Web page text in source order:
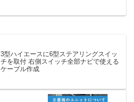
3型ハイエースに6型ステアリングスイッ
チを取付 右側スイッチ全部ナビで使える
ケーブル作成